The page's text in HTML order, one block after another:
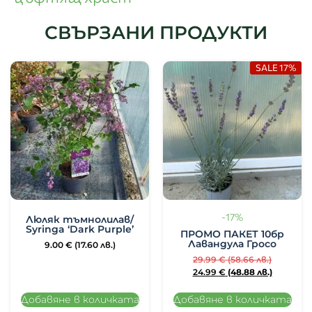
СВЪРЗАНИ ПРОДУКТИ
Люляк тъмнолилав/
Syringa ‘Dark Purple’
9.00 € (17.60 лв.)
Добавяне в количката
-17%
ПРОМО ПАКЕТ 10бр
Лавандула Гросо
SALE 17%
29.99€ (58.66 лв.)
24.99 € (48.88 лв.)
Добавяне в количката